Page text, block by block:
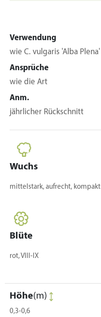
Verwendung
wie C. vulgaris 'Alba Plena'
Ansprüche
wie die Art
Anm.
jährlicher Rückschnitt
Wuchs
mittelstark, aufrecht, kompakt
Blüte
rot, VIII-IX
Höhe(m)
0,3-0,6